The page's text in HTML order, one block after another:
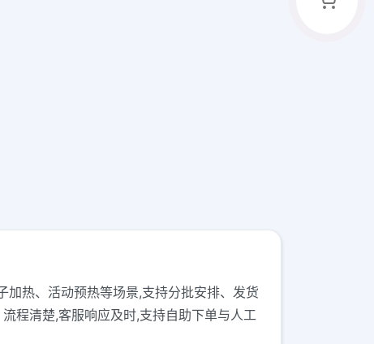
热、活动预热等场景,支持分批安排、发货
程清楚,客服响应及时,支持自助下单与人工